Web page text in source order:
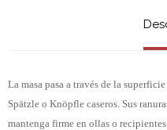
La masa pasa a través de la
Spätzle o Knöpfle caseros. Sus
mantenga firme en ollas o